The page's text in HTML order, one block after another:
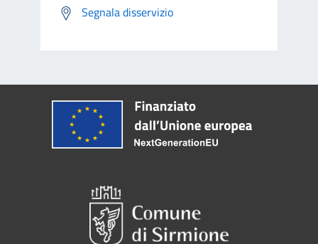
Segnala disservizio